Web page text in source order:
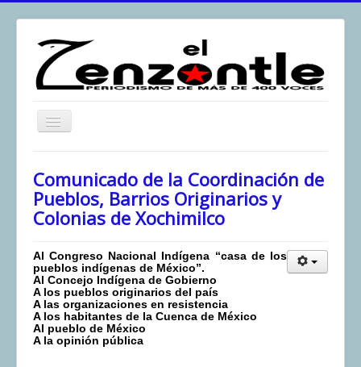
Toggle
El Zenzontle
Resistencia
Multimedia
Archivos
Contacto
Comunicado de la Coordinación de
Pueblos, Barrios Originarios y
Colonias de Xochimilco
Al Congreso Nacional Indígena “casa de los
pueblos indígenas de México”.
Al Concejo Indígena de Gobierno
A los pueblos originarios del país
A las organizaciones en resistencia
A los habitantes de la Cuenca de México
Al pueblo de México
A la opinión pública